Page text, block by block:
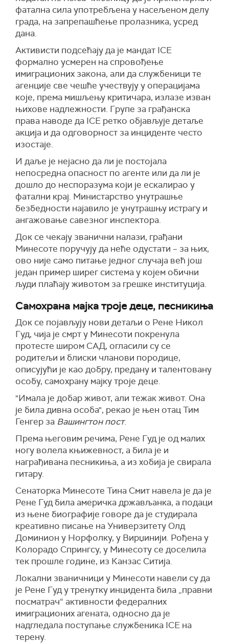
фатална сила употребљена у насељеном делу
града, на запрепашћење пролазника, усред
дана.
Активисти подсећају да је мандат ICE
формално усмерен на спровођење
имиграционих закона, али да службеници те
агенције све чешће учествују у операцијама
које, према мишљењу критичара, излазе изван
њихове надлежности. Групе за грађанска
права наводе да ICE ретко објављује детаље
акција и да одговорност за инциденте често
изостаје.
И даље је нејасно да ли је постојала
непосредна опасност по агенте или да ли је
дошло до неспоразума који је ескалирао у
фатални крај. Министарство унутрашње
безбедности најавило је унутрашњу истрагу и
ангажовање савезног инспектора.
Док се чекају званични налази, грађани
Минесоте поручују да неће одустати – за њих,
ово није само питање једног случаја већ још
један пример ширег система у којем обични
људи плаћају животом за грешке институција.
Самохрана мајка троје деце, песникиња
Док се појављују нови детаљи о Рене Никол
Гуд, чија је смрт у Минесоти покренула
протесте широм САД, огласили су се
родитељи и блиски чланови породице,
описујући је као добру, предану и талентовану
особу, самохрану мајку троје деце.
"Имала је добар живот, али тежак живот. Она
је била дивна особа", рекао је њен отац Тим
Генгер за Вашингтон пост.
Према његовим речима, Рене Гуд је од малих
ногу волела књижевност, а била је и
награђивана песникиња, а из хобија је свирала
гитару.
Сенаторка Минесоте Тина Смит навела је да је
Рене Гуд била америчка држављанка, а подаци
из њене биографије говоре да је студирала
креативно писање на Универзитету Олд
Доминион у Норфолку, у Вирџинији. Рођена у
Колорадо Спрингсу, у Минесоту се доселила
тек прошле године, из Канзас Ситија.
Локални званичници у Минесоти навели су да
је Рене Гуд у тренутку инцидента била „правни
посматрач“ активности федералних
имиграционих агената, односно да је
надгледала поступање службеника ICE на
терену.